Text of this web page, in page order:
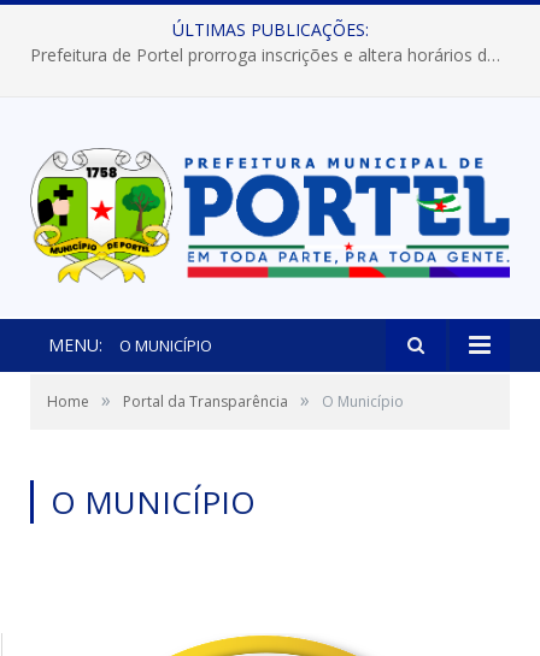
ÚLTIMAS PUBLICAÇÕES:
Prefeitura de Portel prorroga inscrições e altera horários dos concursos “Musa” e “Miss Mix Verão 2026”
MENU: O MUNICÍPIO
Home » Portal da Transparência » O Município
O MUNICÍPIO